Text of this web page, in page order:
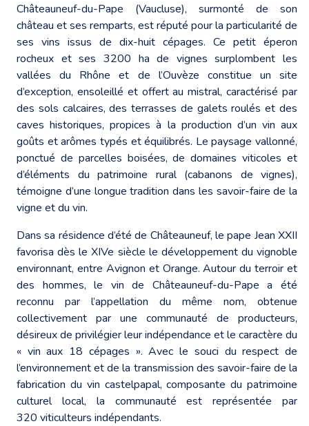
Châteauneuf-du-Pape (Vaucluse), surmonté de son
château et ses remparts, est réputé pour la particularité de
ses vins issus de dix-huit cépages. Ce petit éperon
rocheux et ses 3200 ha de vignes surplombent les
vallées du Rhône et de l’Ouvèze constitue un site
d’exception, ensoleillé et offert au mistral, caractérisé par
des sols calcaires, des terrasses de galets roulés et des
caves historiques, propices à la production d’un vin aux
goûts et arômes typés et équilibrés. Le paysage vallonné,
ponctué de parcelles boisées, de domaines viticoles et
d’éléments du patrimoine rural (cabanons de vignes),
témoigne d’une longue tradition dans les savoir-faire de la
vigne et du vin.
Dans sa résidence d’été de Châteauneuf, le pape Jean XXII
favorisa dès le XIVe siècle le développement du vignoble
environnant, entre Avignon et Orange. Autour du terroir et
des hommes, le vin de Châteauneuf-du-Pape a été
reconnu par l’appellation du même nom, obtenue
collectivement par une communauté de producteurs,
désireux de privilégier leur indépendance et le caractère du
« vin aux 18 cépages ». Avec le souci du respect de
l’environnement et de la transmission des savoir-faire de la
fabrication du vin castelpapal, composante du patrimoine
culturel local, la communauté est représentée par
320 viticulteurs indépendants.